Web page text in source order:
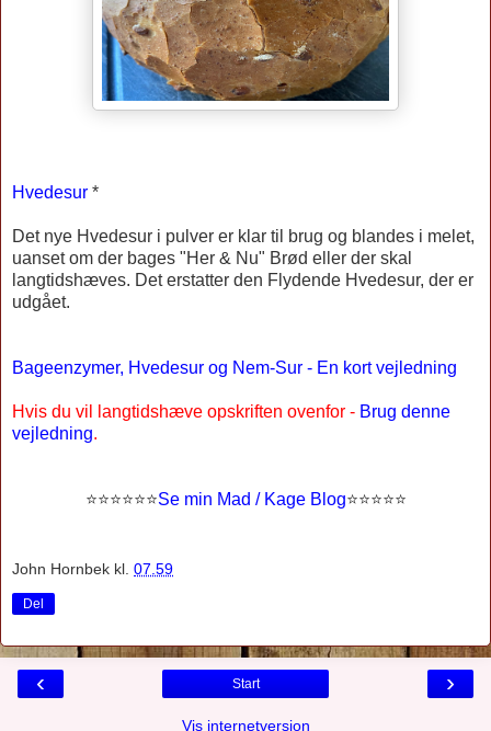
Hvedesur *
Det nye Hvedesur i pulver er klar til brug og blandes i melet,
uanset om der bages "Her & Nu" Brød eller der skal
langtidshæves. Det erstatter den Flydende Hvedesur, der er
udgået.
Bageenzymer, Hvedesur og Nem-Sur - En kort vejledning
Hvis du vil langtidshæve opskriften ovenfor - Brug denne
vejledning.
⭐⭐⭐⭐⭐⭐Se min Mad / Kage Blog⭐⭐⭐⭐⭐
John Hornbek kl. 07.59
Del
‹ ›
Start
Vis internetversion